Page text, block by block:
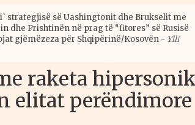
strategjisë së Uashingtonit dhe Brukselit me
dhe Prishtinën në prag të “fitores” së Rusisë
gjëmëzeza për Shqipërinë/Kosovën - Ylli
raketa
elitat perëndimore